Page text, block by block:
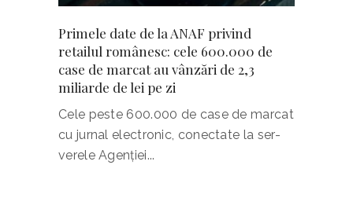
Primele date de la ANAF privind
retailul românesc: cele 600.000 de
case de marcat au vânzări de 2,3
miliarde de lei pe zi
Cele peste 600.000 de case de marcat
cu jurnal elec­tronic, conectate la ser­
verele Agenţiei